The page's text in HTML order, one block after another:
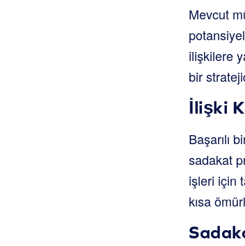
Mevcut
ilişkilere
bir
İlişki
Başarılı
sadakat
işleri için
kısa